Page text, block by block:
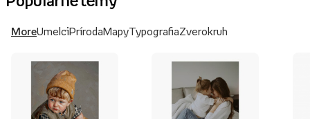
MoreUmelciPrírodaMapyTypografiaZverokruh